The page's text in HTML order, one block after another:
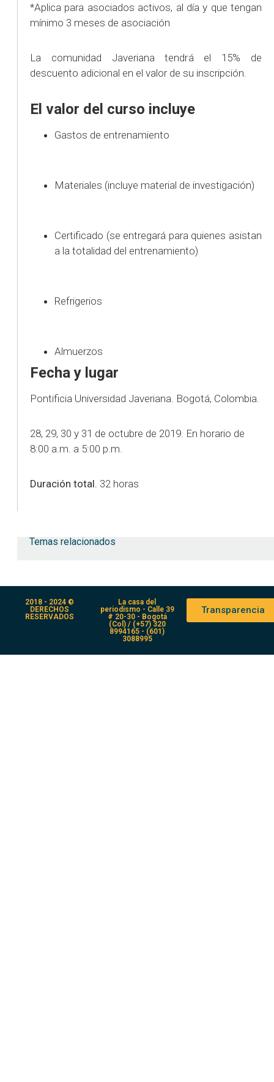
*Aplica para asociados activos, al día y que tengan
mínimo 3 meses de asociación
La comunidad Javeriana tendrá el 15% de
descuento adicional en el valor de su inscripción.
El valor del curso incluye
Gastos de entrenamiento
Materiales (incluye material de investigación)
Certificado (se entregará para quienes asistan
a la totalidad del entrenamiento)
Refrigerios
Almuerzos
Fecha y lugar
Pontificia Universidad Javeriana. Bogotá, Colombia.
28, 29, 30 y 31 de octubre de 2019. En horario de
8:00 a.m. a 5:00 p.m.
Duración total. 32 horas
Temas relacionados
2018 - 2024 ©
DERECHOS
RESERVADOS
La casa del
periodismo - Calle 39
# 20-30 - Bogotá
(Col) / (+57) 320
8994165 - (601)
3088995
Transparencia